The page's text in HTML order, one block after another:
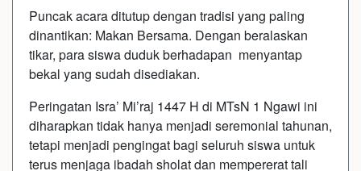
Puncak acara ditutup dengan tradisi yang paling
dinantikan: Makan Bersama. Dengan beralaskan
tikar, para siswa duduk berhadapan menyantap
bekal yang sudah disediakan.
Peringatan Isra’ Mi’raj 1447 H di MTsN 1 Ngawi ini
diharapkan tidak hanya menjadi seremonial tahunan,
tetapi menjadi pengingat bagi seluruh siswa untuk
terus menjaga ibadah sholat dan mempererat tali